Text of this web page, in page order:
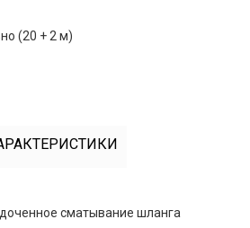
(20 + 2 м)
сматывание шланга